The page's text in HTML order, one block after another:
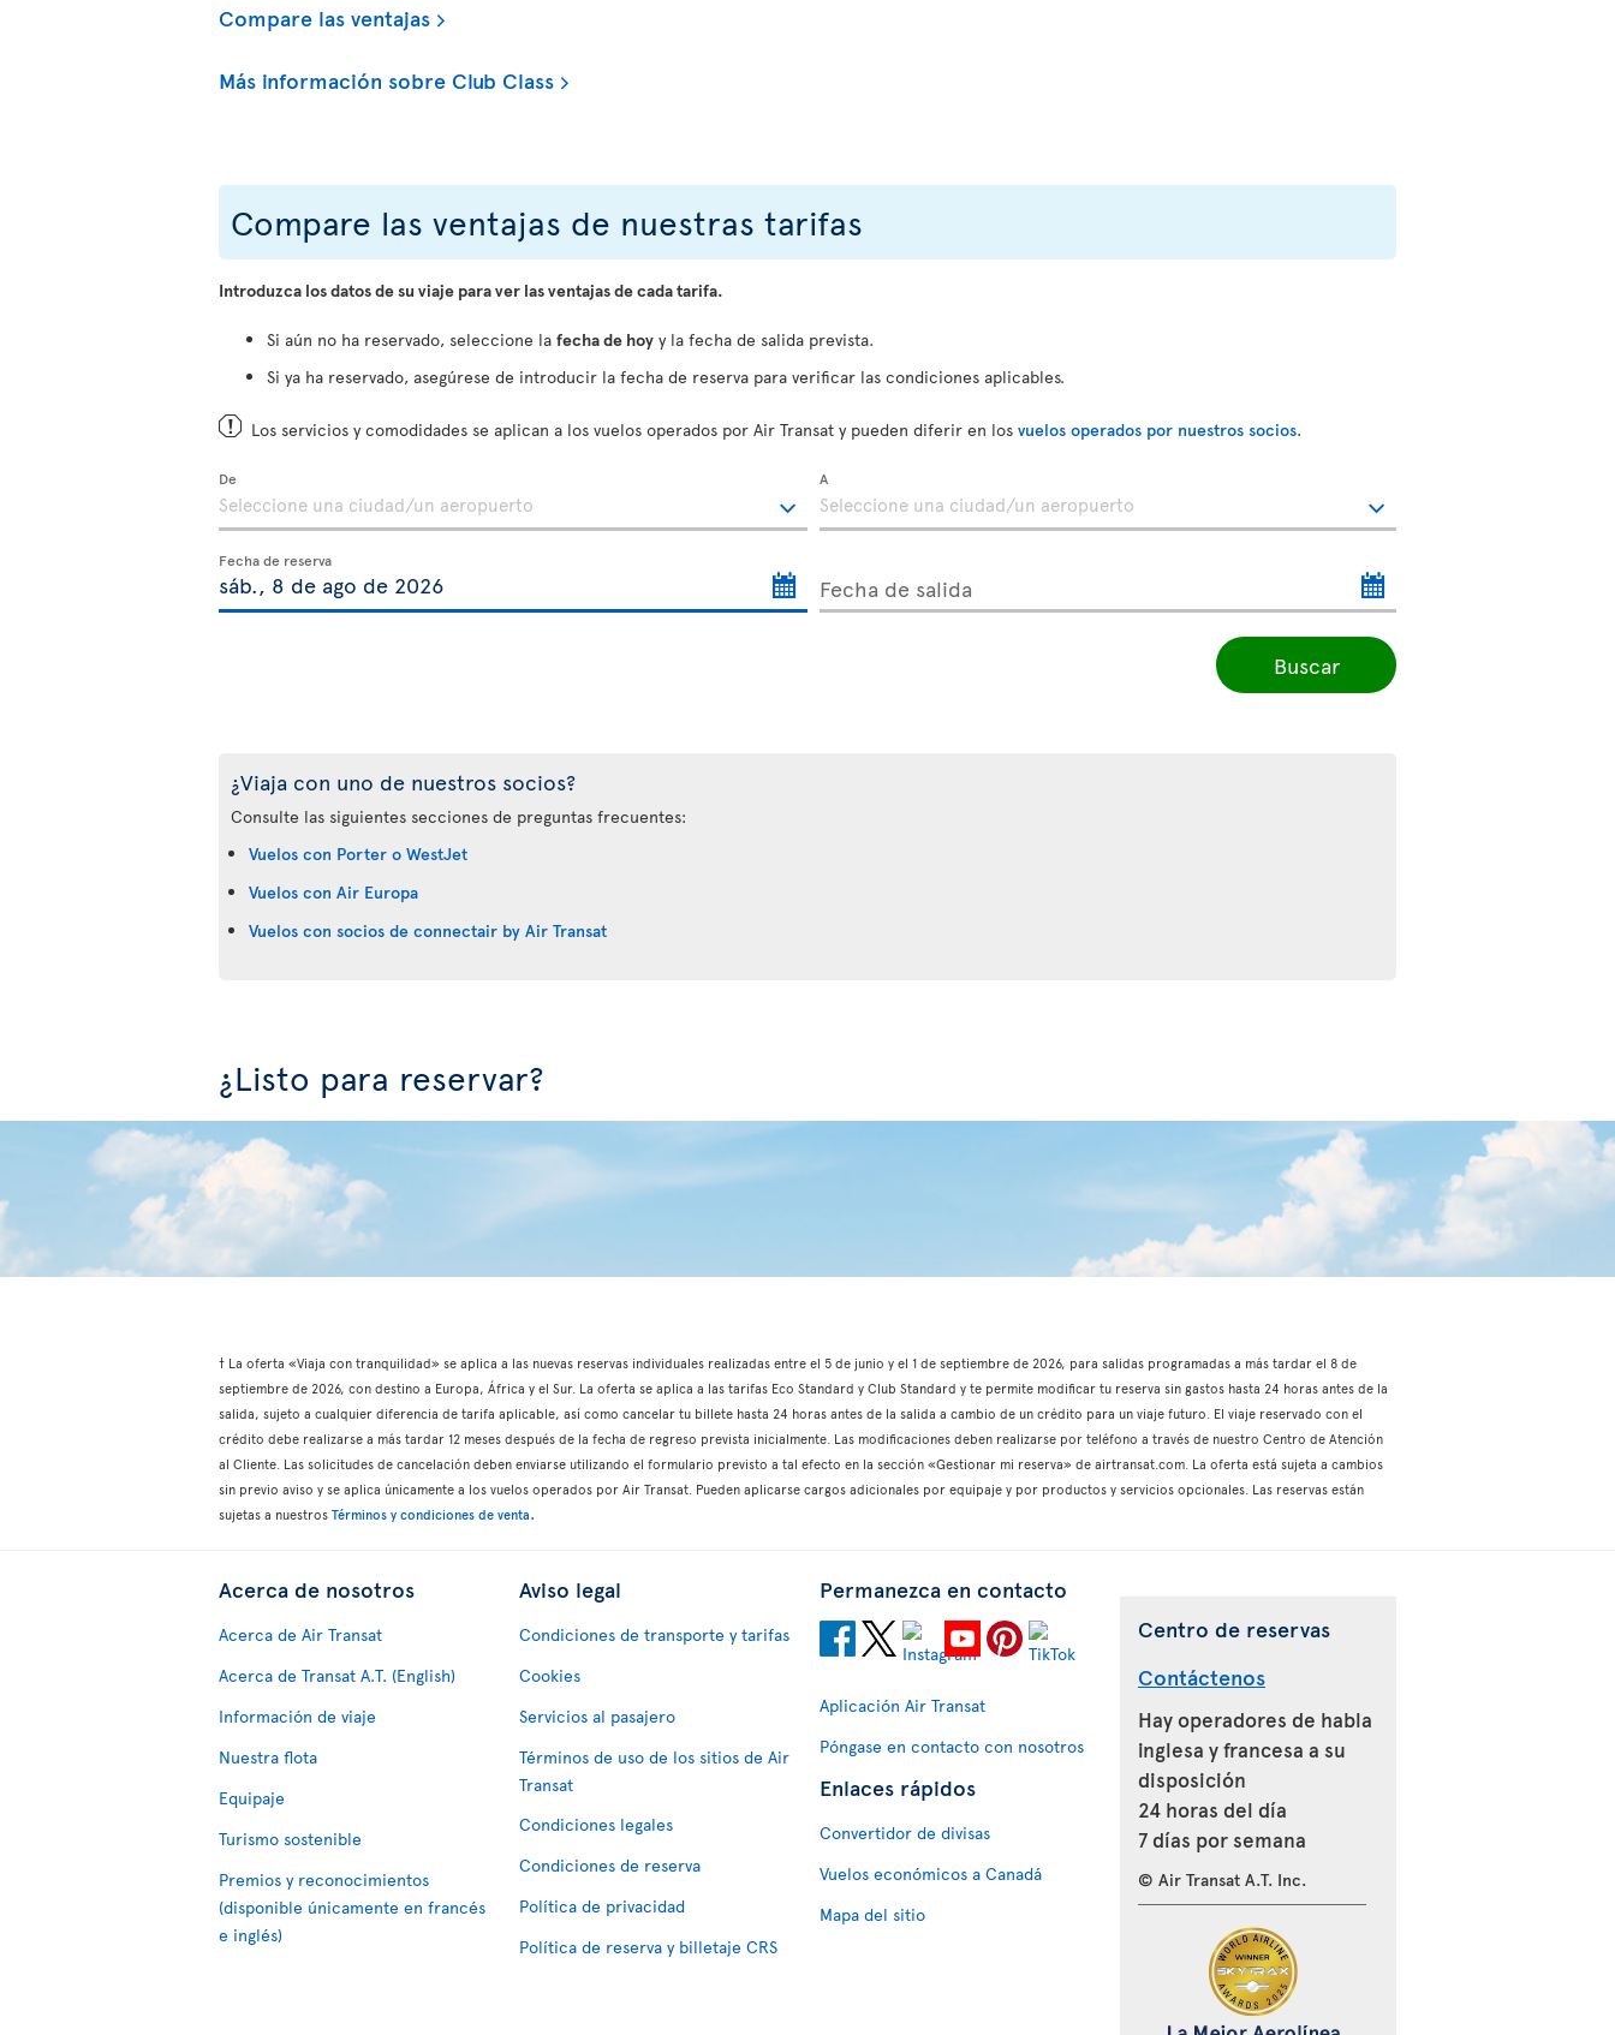
Compare las ventajas
Más información sobre Club Class
Compare las ventajas de nuestras tarifas
Introduzca los datos de su viaje para ver las ventajas de cada tarifa.
Si aún no ha reservado, seleccione la fecha de hoy y la fecha de salida prevista.
Si ya ha reservado, asegúrese de introducir la fecha de reserva para verificar las condiciones aplicables.
Los servicios y comodidades se aplican a los vuelos operados por Air Transat y pueden diferir en los vuelos operados por nuestros socios.
De A
Fecha de reserva
Fecha de salida
Buscar
¿Viaja con uno de nuestros socios?
Consulte las siguientes secciones de preguntas frecuentes:
Vuelos con Porter o WestJet
Vuelos con Air Europa
Vuelos con socios de connectair by Air Transat
¿Listo para reservar?
† La oferta «Viaja con tranquilidad» se aplica a las nuevas reservas individuales realizadas entre el 5 de junio y el 1 de septiembre de 2026, para salidas programadas a más tardar el 8 de
septiembre de 2026, con destino a Europa, África y el Sur. La oferta se aplica a las tarifas Eco Standard y Club Standard y te permite modificar tu reserva sin gastos hasta 24 horas antes de la
salida, sujeto a cualquier diferencia de tarifa aplicable, así como cancelar tu billete hasta 24 horas antes de la salida a cambio de un crédito para un viaje futuro. El viaje reservado con el
crédito debe realizarse a más tardar 12 meses después de la fecha de regreso prevista inicialmente. Las modificaciones deben realizarse por teléfono a través de nuestro Centro de Atención
al Cliente. Las solicitudes de cancelación deben enviarse utilizando el formulario previsto a tal efecto en la sección «Gestionar mi reserva» de airtransat.com. La oferta está sujeta a cambios
sin previo aviso y se aplica únicamente a los vuelos operados por Air Transat. Pueden aplicarse cargos adicionales por equipaje y por productos y servicios opcionales. Las reservas están
sujetas a nuestros Términos y condiciones de venta.
Acerca de nosotros
Acerca de Air Transat
Acerca de Transat A.T. (English)
Información de viaje
Nuestra flota
Equipaje
Turismo sostenible
Premios y reconocimientos
(disponible únicamente en francés
e inglés)
Aviso legal
Condiciones de transporte y tarifas
Cookies
Servicios al pasajero
Términos de uso de los sitios de Air
Transat
Condiciones legales
Condiciones de reserva
Política de privacidad
Política de reserva y billetaje CRS
Permanezca en contacto
Aplicación Air Transat
Póngase en contacto con nosotros
Enlaces rápidos
Convertidor de divisas
Vuelos económicos a Canadá
Mapa del sitio
Centro de reservas
Contáctenos
Hay operadores de habla
inglesa y francesa a su
disposición
24 horas del día
7 días por semana
© Air Transat A.T. Inc.